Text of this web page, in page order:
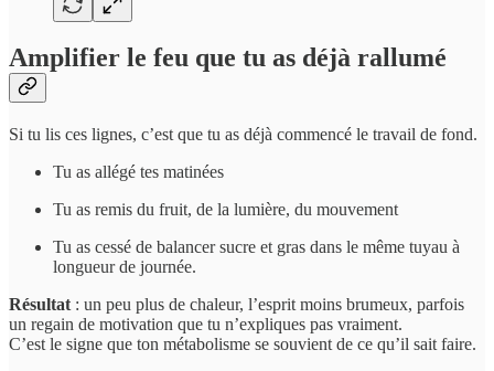
Amplifier le feu que tu as déjà rallumé
Si tu lis ces lignes, c’est que tu as déjà commencé le travail de fond.
Tu as allégé tes matinées
Tu as remis du fruit, de la lumière, du mouvement
Tu as cessé de balancer sucre et gras dans le même tuyau à
longueur de journée.
Résultat : un peu plus de chaleur, l’esprit moins brumeux, parfois
un regain de motivation que tu n’expliques pas vraiment.
C’est le signe que ton métabolisme se souvient de ce qu’il sait faire.